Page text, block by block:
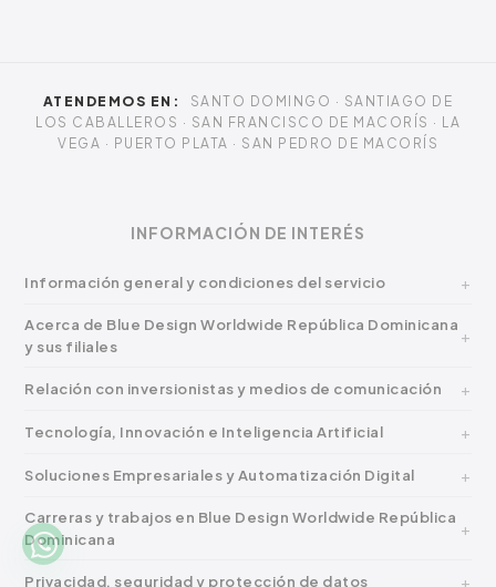
ATENDEMOS EN:
SANTO DOMINGO · SANTIAGO DE
LOS CABALLEROS · SAN FRANCISCO DE MACORÍS · LA
VEGA · PUERTO PLATA · SAN PEDRO DE MACORÍS
INFORMACIÓN DE INTERÉS
Información general y condiciones del servicio
Acerca de Blue Design Worldwide República Dominicana
y sus filiales
Relación con inversionistas y medios de comunicación
Tecnología, Innovación e Inteligencia Artificial
Soluciones Empresariales y Automatización Digital
Carreras y trabajos en Blue Design Worldwide República
Dominicana
Privacidad, seguridad y protección de datos